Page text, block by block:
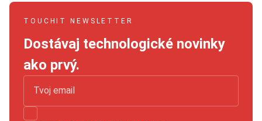
TOUCHIT NEWSLETTER
Dostávaj technologické novinky
ako prvý.